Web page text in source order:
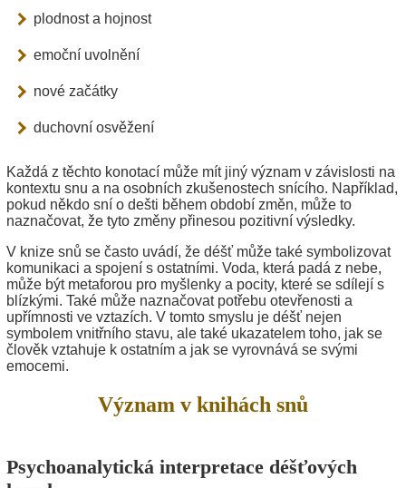
plodnost a hojnost
emoční uvolnění
nové začátky
duchovní osvěžení
Každá z těchto konotací může mít jiný význam v závislosti na
kontextu snu a na osobních zkušenostech snícího. Například,
pokud někdo sní o dešti během období změn, může to
naznačovat, že tyto změny přinesou pozitivní výsledky.
V knize snů se často uvádí, že déšť může také symbolizovat
komunikaci a spojení s ostatními. Voda, která padá z nebe,
může být metaforou pro myšlenky a pocity, které se sdílejí s
blízkými. Také může naznačovat potřebu otevřenosti a
upřímnosti ve vztazích. V tomto smyslu je déšť nejen
symbolem vnitřního stavu, ale také ukazatelem toho, jak se
člověk vztahuje k ostatním a jak se vyrovnává se svými
emocemi.
Význam v knihách snů
Psychoanalytická interpretace déšťových